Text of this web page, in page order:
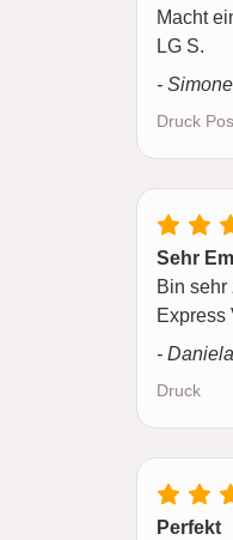
Macht
LG S.
- Simone
Druck
Sehr
Bin
Express
- Daniela
Druck
Perfekt